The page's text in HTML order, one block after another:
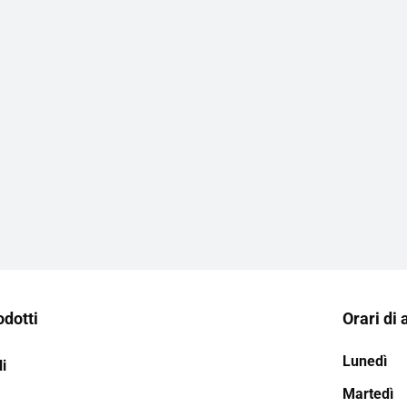
Orari di
Lunedì
Martedì